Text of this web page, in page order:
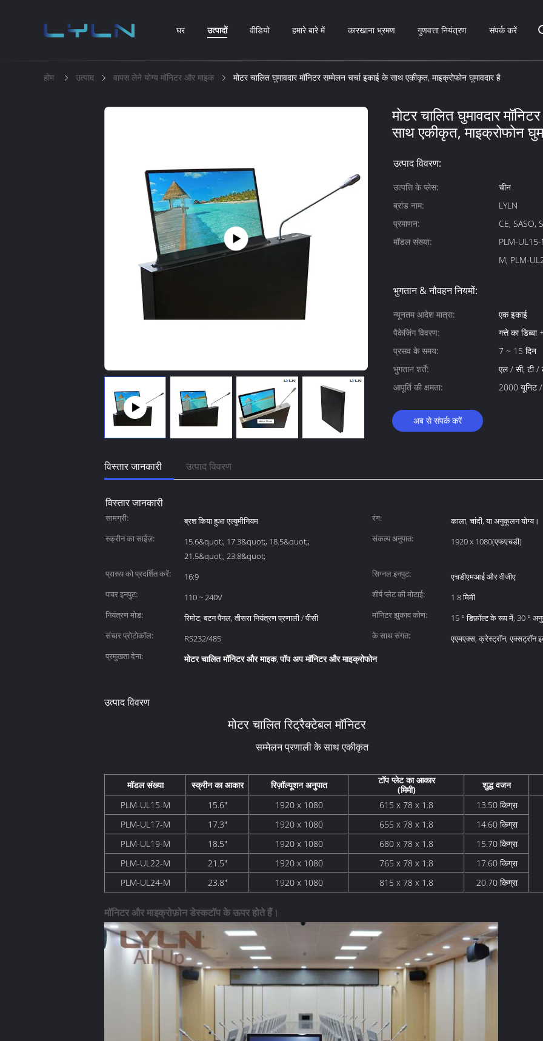
घर उत्पादों वीडियो हमारे बारे में कारखाना भ्रमण गुणवत्ता नियंत्रण संपर्क करें
होम उत्पाद वापस लेने योग्य मॉनिटर और माइक मोटर चालित घुमावदार मॉनिटर सम्मेलन चर्चा इकाई के साथ एकीकृत, माइक्रोफोन घुमावदार है
मोटर चालित घुमावदार
साथ एकीकृत, माइक्रोफोन
उत्पाद विवरण:
उत्पत्ति के प्लेस:
चीन
ब्रांड नाम:
LYLN
प्रमाणन:
CE, SASO,
मॉडल संख्या:
PLM-
M, PLM-
भुगतान & नौवहन नियमों:
न्यूनतम आदेश मात्रा:
एक इकाई
पैकेजिंग विवरण:
गत्ते का
प्रसव के समय:
7 ~ 15 दिन
भुगतान शर्तें:
एल / सी, टी /
आपूर्ति की क्षमता:
2000 यूनिट /
अब से संपर्क करें
विस्तार जानकारी उत्पाद विवरण
विस्तार जानकारी
सामग्री: ब्रश किया हुआ एल्युमीनियम रंग:
काला, चांदी, या अनुकूलन योग्य।
स्क्रीन का साईज़:
15.6&quot;, 17.3&quot;, 18.5&quot;,
21.5&quot;, 23.8&quot;
संकल्प अनुपात: 1920 x 1080(एफएचडी)
प्रारूप को प्रदर्शित करें: 16:9 सिग्नल इनपुट:
एचडीएमआई और वीजीए
पावर इनपुट:
110 ~ 240V शीर्ष प्लेट की मोटाई:
1.8 मिमी
नियंत्रण मोड:
रिमोट, बटन पैनल, तीसरा नियंत्रण प्रणाली / पीसी मॉनिटर झुकाव कोण:
15 ° डिफ़ॉल्ट के रूप में, 30 °
संचार प्रोटोकॉल:
RS232/485 के साथ संगत:
एएमएक्स, क्रेस्ट्रॉन, एक्सट्रॉन
प्रमुखता देना:
मोटर चालित मॉनिटर और माइक,पॉप अप मॉनिटर और माइक्रोफोन
उत्पाद विवरण
मोटर चालित रिट्रैक्टेबल मॉनिटर
सम्मेलन प्रणाली के साथ एकीकृत
मॉडल संख्या स्क्रीन का आकार रिज़ॉल्यूशन अनुपात
टॉप प्लेट का आकार
(मिमी)
शुद्ध वजन
PLM-UL15-M
15.6" 1920 x 1080 615 x 78 x 1.8 13.50 किग्रा
PLM-UL17-M 17.3" 1920 x 1080 655 x 78 x 1.8
14.60 किग्रा
PLM-UL19-M
18.5" 1920 x 1080 680 x 78 x 1.8
15.70 किग्रा
PLM-UL22-M
21.5" 1920 x 1080 765 x 78 x 1.8
17.60 किग्रा
PLM-UL24-M
23.8" 1920 x 1080 815 x 78 x 1.8 20.70 किग्रा
मॉनिटर और माइक्रोफ़ोन डेस्कटॉप के ऊपर होते हैं।